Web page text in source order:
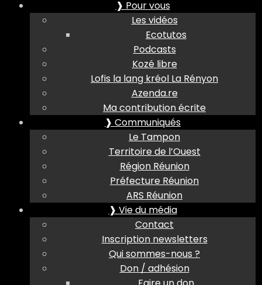
❱ Pour vous
Les vidéos
Ecotutos
Podcasts
Kozé libre
Lofis la lang kréol La Rényon
Azenda.re
Ma contribution écrite
❱ Communiqués
Le Tampon
Territoire de l’Ouest
Région Réunion
Préfecture Réunion
ARS Réunion
❱ Vie du média
Contact
Inscription newsletters
Qui sommes-nous ?
Don / adhésion